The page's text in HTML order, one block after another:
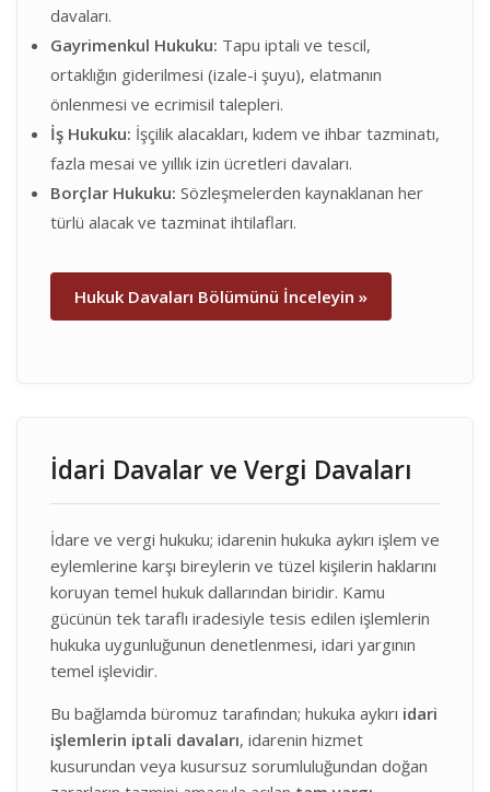
davaları.
Gayrimenkul Hukuku: Tapu iptali ve tescil,
ortaklığın giderilmesi (izale-i şuyu), elatmanın
önlenmesi ve ecrimisil talepleri.
İş Hukuku: İşçilik alacakları, kıdem ve ihbar tazminatı,
fazla mesai ve yıllık izin ücretleri davaları.
Borçlar Hukuku: Sözleşmelerden kaynaklanan her
türlü alacak ve tazminat ihtilafları.
Hukuk Davaları Bölümünü İnceleyin »
İdari Davalar ve Vergi Davaları
İdare ve vergi hukuku; idarenin hukuka aykırı işlem ve
eylemlerine karşı bireylerin ve tüzel kişilerin haklarını
koruyan temel hukuk dallarından biridir. Kamu
gücünün tek taraflı iradesiyle tesis edilen işlemlerin
hukuka uygunluğunun denetlenmesi, idari yargının
temel işlevidir.
Bu bağlamda büromuz tarafından; hukuka aykırı idari
işlemlerin iptali davaları, idarenin hizmet
kusurundan veya kusursuz sorumluluğundan doğan